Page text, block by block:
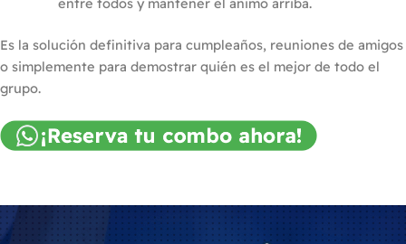
Es la solución definitiva para cumpleaños, reuniones de amigos
o simplemente para demostrar quién es el mejor de todo el
grupo.